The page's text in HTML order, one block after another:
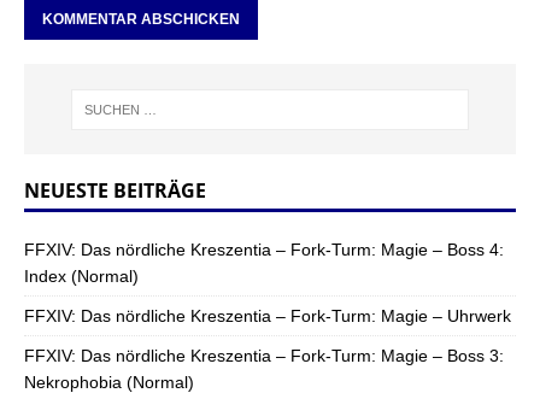
NEUESTE BEITRÄGE
FFXIV: Das nördliche Kreszentia – Fork-Turm: Magie – Boss 4:
Index (Normal)
FFXIV: Das nördliche Kreszentia – Fork-Turm: Magie – Uhrwerk
FFXIV: Das nördliche Kreszentia – Fork-Turm: Magie – Boss 3:
Nekrophobia (Normal)